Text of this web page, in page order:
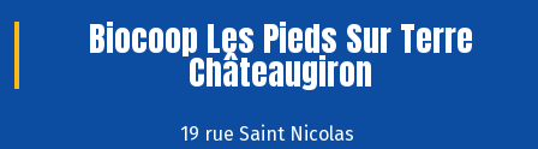
Biocoop Les Pieds Sur Terre
Châteaugiron
19 rue Saint Nicolas